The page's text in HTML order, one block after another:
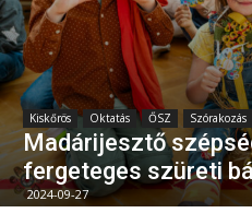
Kiskőrös Oktatás ŐSZ Szórakozás
Madárijesztő
fergeteges szüreti
2024-09-27